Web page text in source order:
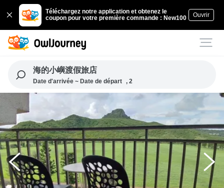
Téléchargez notre application et obtenez le
coupon pour votre première commande : New100
Ouvrir
海的小嶼渡假旅店
Date d'arrivée ~ Date de départ , 2